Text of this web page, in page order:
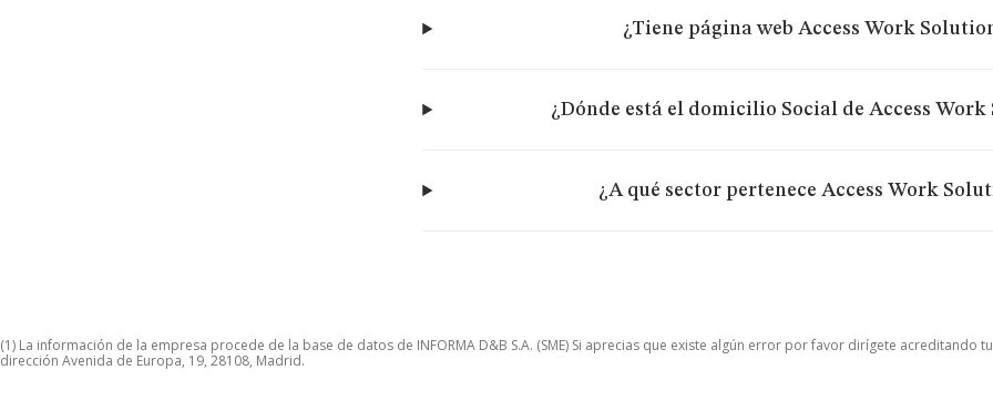
¿Tiene página web Access Work
¿Dónde está el domicilio Social de Access Work
¿A qué sector pertenece Access Work
(1) La información de la empresa procede de la base de datos de INFORMA D&B S.A. (SME) Si aprecias que existe algún error por favor dirígete acreditando
dirección Avenida de Europa, 19, 28108, Madrid.